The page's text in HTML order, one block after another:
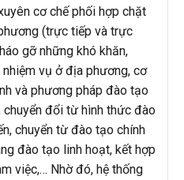
cơ chế phối hợp chặt
(trực tiếp và trực
gỡ những khó khăn,
vụ ở địa phương, cơ
và phương pháp đào tạo
đổi từ hình thức đào
chuyển từ đào tạo chính
đào tạo linh hoạt, kết hợp
việc,… Nhờ đó, hệ thống